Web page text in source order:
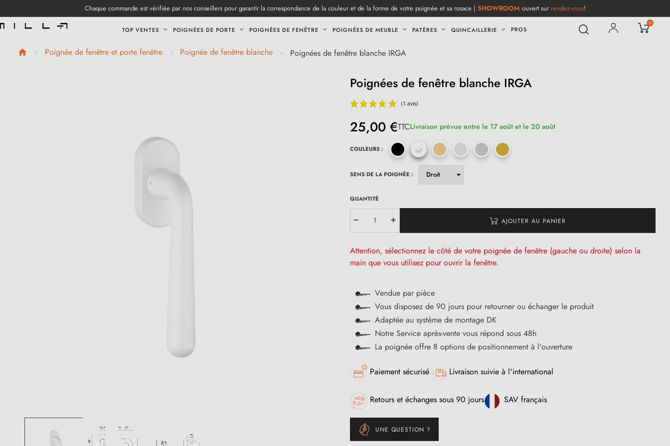
Chaque commande est vérifiée par nos conseillers pour garantir la correspondance de la couleur et de la forme de votre poignée et sa rosace | SHOWROOM ouvert sur rendez-vous!
TOP VENTES POIGNÉES DE PORTE POIGNÉES DE FENÊTRE POIGNÉES DE MEUBLE PATÈRES QUINCAILLERIE PROS
0
Poignée de fenêtre et porte fenêtre Poignée de fenêtre blanche Poignées de fenêtre blanche IRGA
Poignées de fenêtre blanche IRGA
(1 avis)
25,00 €TTCLivraison prévue entre le 17 août et le 20 août
COULEURS :
SENS DE LA POIGNÉE :
QUANTITÉ
AJOUTER AU PANIER
Attention, sélectionnez le côté de votre poignée de fenêtre (gauche ou droite) selon la
main que vous utilisez pour ouvrir la fenêtre.
Vendue par pièce
Vous disposez de 90 jours pour retourner ou échanger le produit
Adaptée au système de montage DK
Notre Service après-vente vous répond sous 48h
La poignée offre 8 options de positionnement à l'ouverture
Paiement sécurisé Livraison suivie à l'international
Retours et échanges sous 90 jours SAV français
UNE QUESTION ?